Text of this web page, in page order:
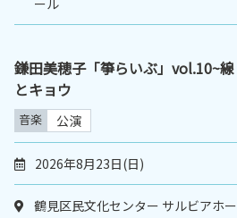
鎌田美穂子「箏らいぶ」vol.10~線
とキョウ
音楽 公演
2026年8月23日(日)
鶴見区民文化センター サルビアホー